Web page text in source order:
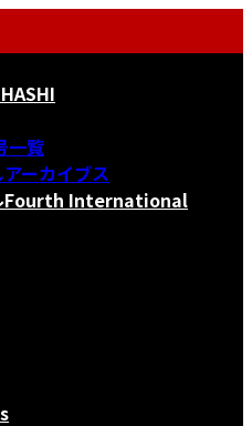
一覧
ーカイブス
Fourth International